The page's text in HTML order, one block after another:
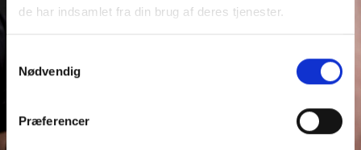
de har indsamlet fra din brug af deres tjenester.
Nødvendig
Præferencer
os direkte i app'en.
Adgang til øvelsesbibliotek, træningslog og mulighed for